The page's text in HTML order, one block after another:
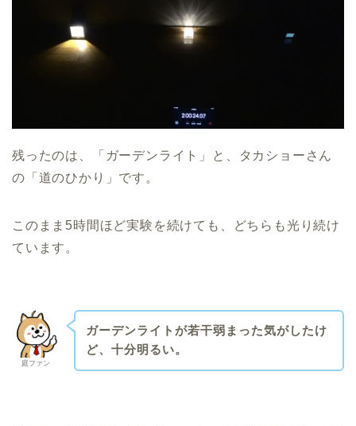
残ったのは、「ガーデンライト」と、タカショーさん
の「道のひかり」です。
このまま5時間ほど実験を続けても、どちらも光り続け
ています。
庭ファン
ガーデンライトが若干弱まった気がしたけ
ど、十分明るい。